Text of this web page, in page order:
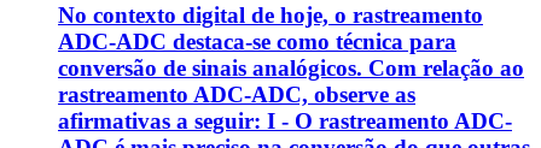
No contexto digital de hoje, o rastreamento
ADC-ADC destaca-se como técnica para
conversão de sinais analógicos. Com relação ao
rastreamento ADC-ADC, observe as
afirmativas a seguir: I - O rastreamento ADC-